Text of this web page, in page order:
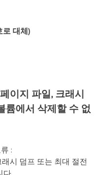
로 대체)
이지 파일, 크래시
륨에서 삭제할 수 없
:
시 덤프 또는 최대 절전
다.